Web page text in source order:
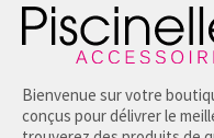
Bienvenue sur votre
conçus pour délivrer le